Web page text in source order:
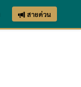
สายด่วน